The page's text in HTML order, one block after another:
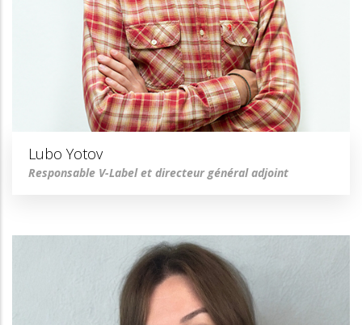
Lubo Yotov
Responsable V-Label et directeur général adjoint